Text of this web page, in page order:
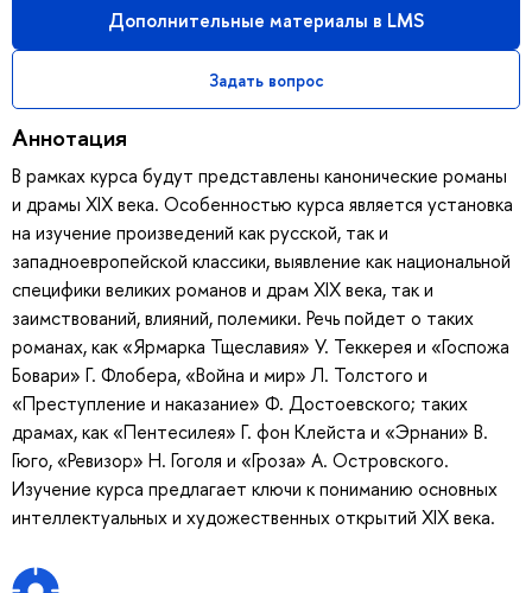
Дополнительные материалы в LMS
Задать вопрос
Аннотация
В рамках курса будут представлены канонические романы
и драмы XIX века. Особенностью курса является установка
на изучение произведений как русской, так и
западноевропейской классики, выявление как национальной
специфики великих романов и драм XIX века, так и
заимствований, влияний, полемики. Речь пойдет о таких
романах, как «Ярмарка Тщеславия» У. Теккерея и «Госпожа
Бовари» Г. Флобера, «Война и мир» Л. Толстого и
«Преступление и наказание» Ф. Достоевского; таких
драмах, как «Пентесилея» Г. фон Клейста и «Эрнани» В.
Гюго, «Ревизор» Н. Гоголя и «Гроза» А. Островского.
Изучение курса предлагает ключи к пониманию основных
интеллектуальных и художественных открытий XIX века.